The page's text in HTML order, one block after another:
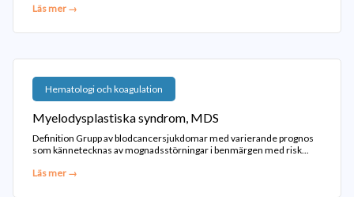
Läs mer →
Hematologi och koagulation
Myelodysplastiska syndrom, MDS
Definition Grupp av blodcancersjukdomar med varierande prognos
som kännetecknas av mognadsstörningar i benmärgen med risk...
Läs mer →